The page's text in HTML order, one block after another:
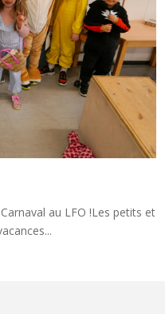
au LFO !Les petits et